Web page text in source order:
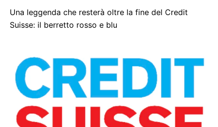
Una leggenda che resterà oltre la fine del Credit
Suisse: il berretto rosso e blu